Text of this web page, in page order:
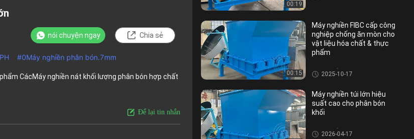
nói chuyện ngay Chia sẻ
#0Máy nghiền phân bón.7mm
CácMáy nghiền nát khối lượng phân bón hợp chất
Để lại tin nhắn
00:19
00:15
Máy nghiền FIBC cấp công
nghiệp chống ăn mòn cho
vật liệu hóa chất & thực
phẩm
Máy nghiền phân bón
2025-10-17
Máy nghiền túi lớn hiệu
suất cao cho phân bón
khối
Máy nghiền phân bón
2026-04-17